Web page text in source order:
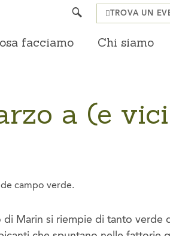
facciamo Chi siamo
Search TROVA UN
a (e
di Marin si riempie di tanto verde